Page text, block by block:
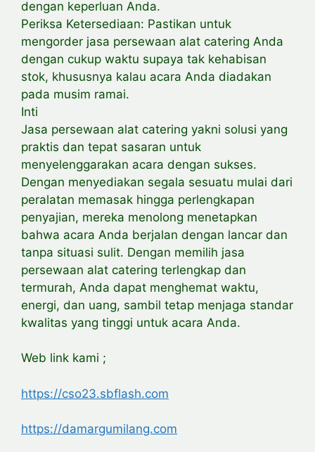
dengan keperluan Anda.
Periksa Ketersediaan: Pastikan untuk
mengorder jasa persewaan alat catering Anda
dengan cukup waktu supaya tak kehabisan
stok, khususnya kalau acara Anda diadakan
pada musim ramai.
Inti
Jasa persewaan alat catering yakni solusi yang
praktis dan tepat sasaran untuk
menyelenggarakan acara dengan sukses.
Dengan menyediakan segala sesuatu mulai dari
peralatan memasak hingga perlengkapan
penyajian, mereka menolong menetapkan
bahwa acara Anda berjalan dengan lancar dan
tanpa situasi sulit. Dengan memilih jasa
persewaan alat catering terlengkap dan
termurah, Anda dapat menghemat waktu,
energi, dan uang, sambil tetap menjaga standar
kwalitas yang tinggi untuk acara Anda.
Web link kami ;
https://cso23.sbflash.com
https://damargumilang.com